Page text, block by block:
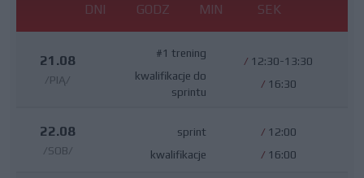
DNI GODZ MIN SEK
21.08
/PIĄ/
#1 trening
kwalifikacje do
sprintu
/ 12:30-13:30
/ 16:30
22.08
/SOB/
sprint
kwalifikacje
/ 12:00
/ 16:00